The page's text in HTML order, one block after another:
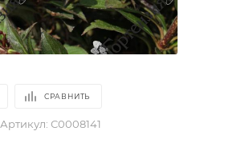
СРАВНИТЬ
Артикул: С0008141